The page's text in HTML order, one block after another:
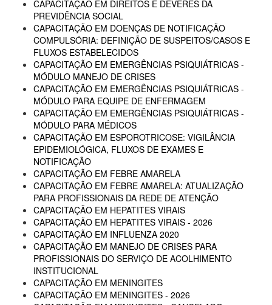
CAPACITAÇÃO EM DIREITOS E DEVERES DA
PREVIDÊNCIA SOCIAL
CAPACITAÇÃO EM DOENÇAS DE NOTIFICAÇÃO
COMPULSÓRIA: DEFINIÇÃO DE SUSPEITOS/CASOS E
FLUXOS ESTABELECIDOS
CAPACITAÇÃO EM EMERGÊNCIAS PSIQUIÁTRICAS -
MÓDULO MANEJO DE CRISES
CAPACITAÇÃO EM EMERGÊNCIAS PSIQUIÁTRICAS -
MÓDULO PARA EQUIPE DE ENFERMAGEM
CAPACITAÇÃO EM EMERGÊNCIAS PSIQUIÁTRICAS -
MÓDULO PARA MÉDICOS
CAPACITAÇÃO EM ESPOROTRICOSE: VIGILÂNCIA
EPIDEMIOLÓGICA, FLUXOS DE EXAMES E
NOTIFICAÇÃO
CAPACITAÇÃO EM FEBRE AMARELA
CAPACITAÇÃO EM FEBRE AMARELA: ATUALIZAÇÃO
PARA PROFISSIONAIS DA REDE DE ATENÇÃO
CAPACITAÇÃO EM HEPATITES VIRAIS
CAPACITAÇÃO EM HEPATITES VIRAIS - 2026
CAPACITAÇÃO EM INFLUENZA 2020
CAPACITAÇÃO EM MANEJO DE CRISES PARA
PROFISSIONAIS DO SERVIÇO DE ACOLHIMENTO
INSTITUCIONAL
CAPACITAÇÃO EM MENINGITES
CAPACITAÇÃO EM MENINGITES - 2026